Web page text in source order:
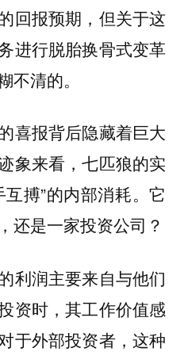
回报预期，但关于这
进行脱胎换骨式变革
不清的。
喜报背后隐藏着巨大
象来看，七匹狼的实
搏”的内部消耗。它
还是一家投资公司？
利润主要来自与他们
资时，其工作价值感
于外部投资者，这种